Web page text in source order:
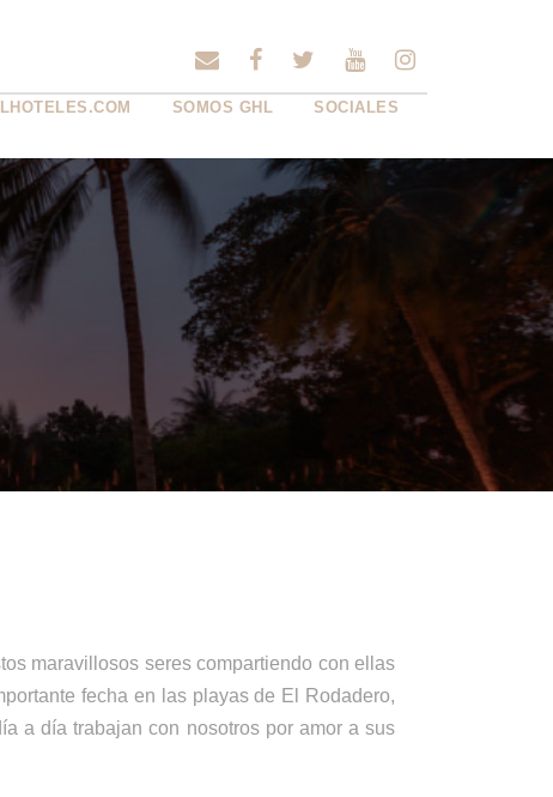
SOMOS GHL SOCIALES
maravillosos seres compartiendo con ellas
fecha en las playas de El Rodadero,
a día trabajan con nosotros por amor a sus